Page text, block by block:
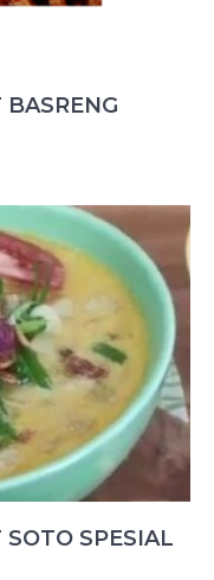
SPESIAL